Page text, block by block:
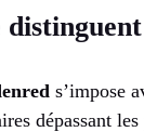
s’impose
dépassant